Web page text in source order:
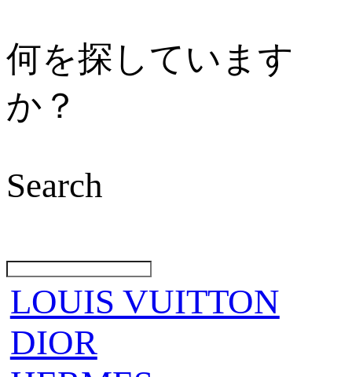
何を探しています
か？
Search
LOUIS VUITTON
DIOR